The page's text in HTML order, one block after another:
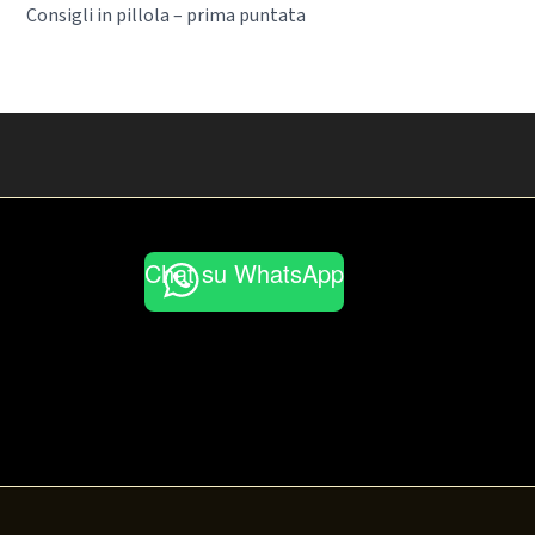
Consigli in pillola – prima puntata
Chat su WhatsApp